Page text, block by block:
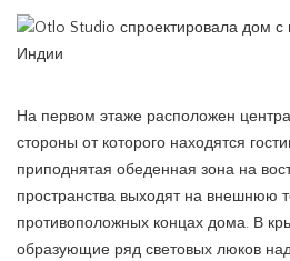
На первом этаже расположен
стороны от которого находятся
приподнятая обеденная зона на
пространства выходят на внешнюю
противоположных концах дома. В
образующие ряд световых люков